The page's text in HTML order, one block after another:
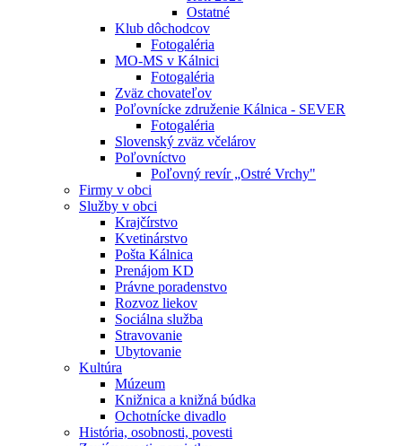
Ostatné
Klub dôchodcov
Fotogaléria
MO-MS v Kálnici
Fotogaléria
Zväz chovateľov
Poľovnícke združenie Kálnica - SEVER
Fotogaléria
Slovenský zväz včelárov
Poľovníctvo
Poľovný revír „Ostré Vrchy"
Firmy v obci
Služby v obci
Krajčírstvo
Kvetinárstvo
Pošta Kálnica
Prenájom KD
Právne poradenstvo
Rozvoz liekov
Sociálna služba
Stravovanie
Ubytovanie
Kultúra
Múzeum
Knižnica a knižná búdka
Ochotnícke divadlo
História, osobnosti, povesti